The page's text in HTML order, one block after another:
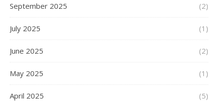
September 2025 (2)
July 2025 (1)
June 2025 (2)
May 2025 (1)
April 2025 (5)